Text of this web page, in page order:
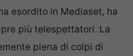
esordito in Mediaset, ha
più telespettatori. La
piena di colpi di